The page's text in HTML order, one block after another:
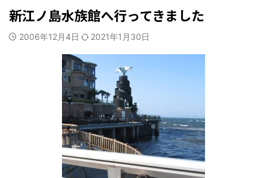
新江ノ島水族館へ行ってきました
2006年12月4日 2021年1月30日